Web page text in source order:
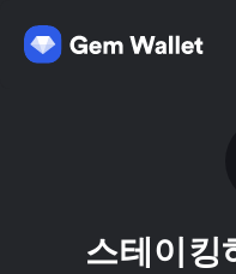
스테이